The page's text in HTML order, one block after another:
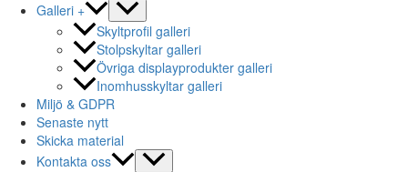
Galleri +
Skyltprofil galleri
Stolpskyltar galleri
Övriga displayprodukter galleri
Inomhusskyltar galleri
Miljö & GDPR
Senaste nytt
Skicka material
Kontakta oss